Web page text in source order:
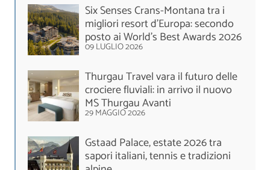
Six Senses Crans-Montana tra i
migliori resort d’Europa: secondo
posto ai World's Best Awards 2026
09 LUGLIO 2026
Thurgau Travel vara il futuro delle
crociere fluviali: in arrivo il nuovo
MS Thurgau Avanti
29 MAGGIO 2026
Gstaad Palace, estate 2026 tra
sapori italiani, tennis e tradizioni